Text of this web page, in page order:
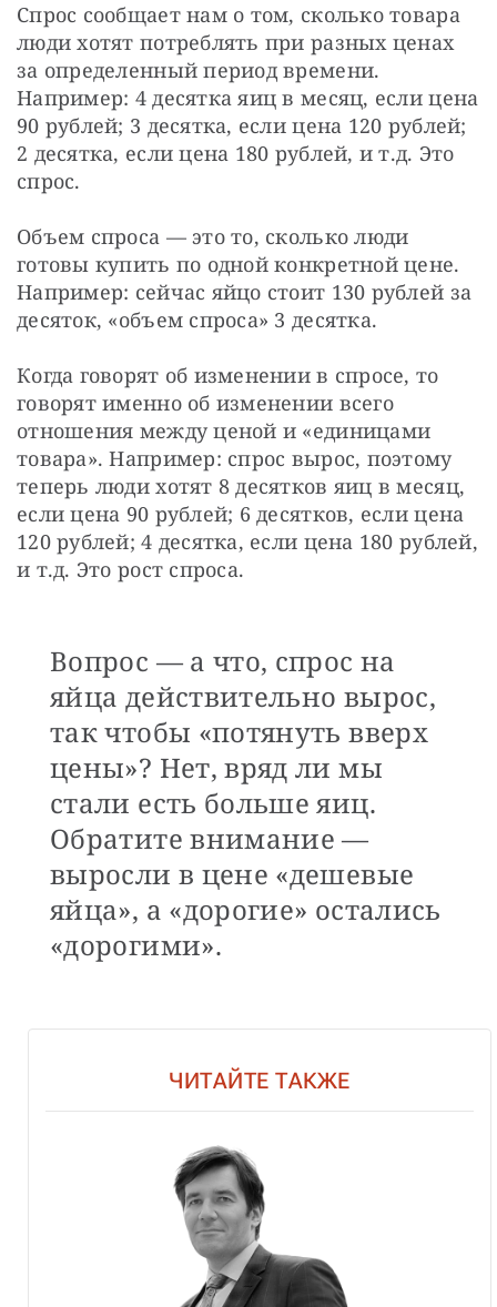
Спрос сообщает нам о том, сколько товара
люди хотят потреблять при разных ценах
за определенный период времени.
Например: 4 десятка яиц в месяц, если цена
90 рублей; 3 десятка, если цена 120 рублей;
2 десятка, если цена 180 рублей, и т.д. Это
спрос.
Объем спроса — это то, сколько люди
готовы купить по одной конкретной цене.
Например: сейчас яйцо стоит 130 рублей за
десяток, «объем спроса» 3 десятка.
Когда говорят об изменении в спросе, то
говорят именно об изменении всего
отношения между ценой и «единицами
товара». Например: спрос вырос, поэтому
теперь люди хотят 8 десятков яиц в месяц,
если цена 90 рублей; 6 десятков, если цена
120 рублей; 4 десятка, если цена 180 рублей,
и т.д. Это рост спроса.
Вопрос — а что, спрос на
яйца действительно вырос,
так чтобы «потянуть вверх
цены»? Нет, вряд ли мы
стали есть больше яиц.
Обратите внимание —
выросли в цене «дешевые
яйца», а «дорогие» остались
«дорогими».
ЧИТАЙТЕ ТАКЖЕ